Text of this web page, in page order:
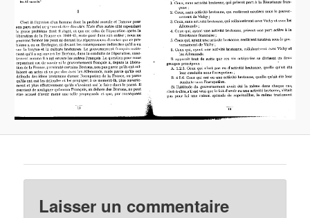
Laisser un commentaire